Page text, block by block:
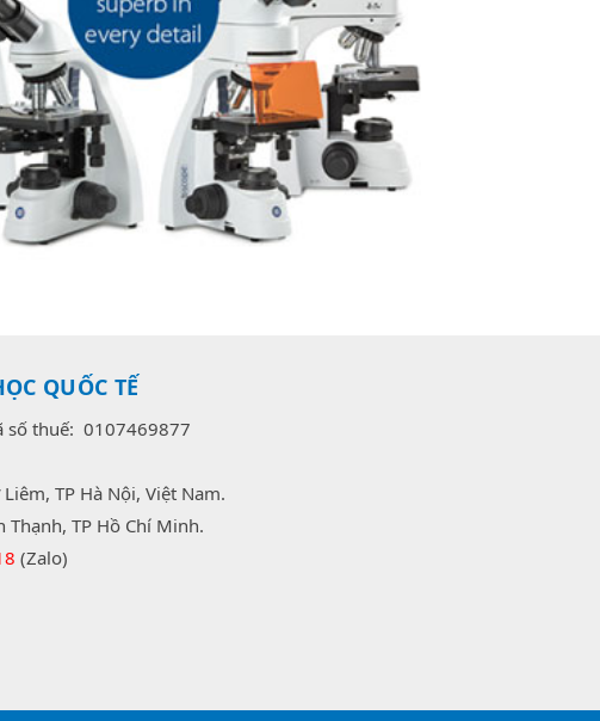
QUỐC TẾ
số thuế: 0107469877
TP Hà Nội, Việt Nam.
TP Hồ Chí Minh.
(Zalo)